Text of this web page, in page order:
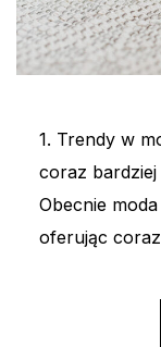
1. Trendy w
coraz
Obecnie
oferując